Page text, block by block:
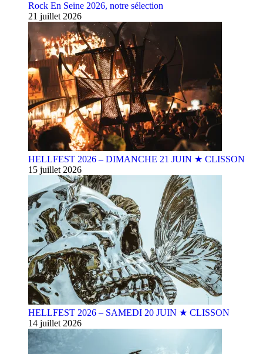
Rock En Seine 2026, notre sélection
21 juillet 2026
HELLFEST 2026 – DIMANCHE 21 JUIN ★ CLISSON
15 juillet 2026
HELLFEST 2026 – SAMEDI 20 JUIN ★ CLISSON
14 juillet 2026